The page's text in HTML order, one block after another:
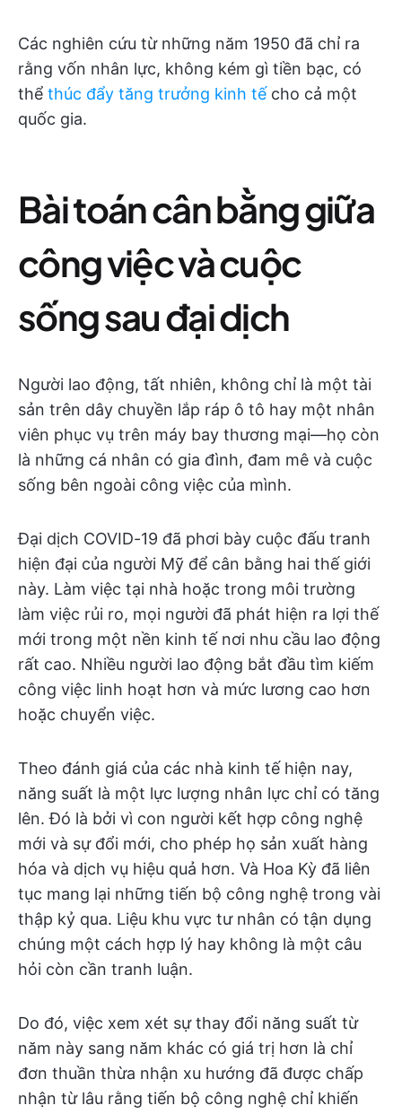
Các nghiên cứu từ những năm 1950 đã chỉ ra
rằng vốn nhân lực, không kém gì tiền bạc, có
thể thúc đẩy tăng trưởng kinh tế cho cả một
quốc gia.
Bài toán cân bằng giữa
công việc và cuộc
sống sau đại dịch
Người lao động, tất nhiên, không chỉ là một tài
sản trên dây chuyền lắp ráp ô tô hay một nhân
viên phục vụ trên máy bay thương mại—họ còn
là những cá nhân có gia đình, đam mê và cuộc
sống bên ngoài công việc của mình.
Đại dịch COVID-19 đã phơi bày cuộc đấu tranh
hiện đại của người Mỹ để cân bằng hai thế giới
này. Làm việc tại nhà hoặc trong môi trường
làm việc rủi ro, mọi người đã phát hiện ra lợi thế
mới trong một nền kinh tế nơi nhu cầu lao động
rất cao. Nhiều người lao động bắt đầu tìm kiếm
công việc linh hoạt hơn và mức lương cao hơn
hoặc chuyển việc.
Theo đánh giá của các nhà kinh tế hiện nay,
năng suất là một lực lượng nhân lực chỉ có tăng
lên. Đó là bởi vì con người kết hợp công nghệ
mới và sự đổi mới, cho phép họ sản xuất hàng
hóa và dịch vụ hiệu quả hơn. Và Hoa Kỳ đã liên
tục mang lại những tiến bộ công nghệ trong vài
thập kỷ qua. Liệu khu vực tư nhân có tận dụng
chúng một cách hợp lý hay không là một câu
hỏi còn cần tranh luận.
Do đó, việc xem xét sự thay đổi năng suất từ
năm này sang năm khác có giá trị hơn là chỉ
đơn thuần thừa nhận xu hướng đã được chấp
nhận từ lâu rằng tiến bộ công nghệ chỉ khiến